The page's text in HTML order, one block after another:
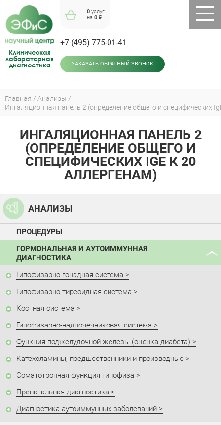
navigation
Клиническая
лабораторная
диагностика
0 услуг
на0 ₽
+7 (495) 775-01-41
ЗАКАЗАТЬ ОБРАТНЫЙ ЗВОНОК
Вы
Главная
Анализы
Ингаляционная панель 2 (определение общего и специфических
ИНГАЛЯЦИОННАЯ ПАНЕЛЬ 2
(ОПРЕДЕЛЕНИЕ ОБЩЕГО И
СПЕЦИФИЧЕСКИХ IGE К 20
АЛЛЕРГЕНАМ)
АНАЛИЗЫ
ПРОЦЕДУРЫ
ГОРМОНАЛЬНАЯ И АУТОИММУННАЯ
ДИАГНОСТИКА
Гипофизарно-гонадная система
Гипофизарно-тиреоидная система
Костная система
Гипофизарно-надпочечниковая система
Функция поджелудочной железы (оценка диабета)
Катехоламины, предшественники и производные
Соматотропная функция гипофиза
Пренатальная диагностика
Диагностика аутоиммунных заболеваний